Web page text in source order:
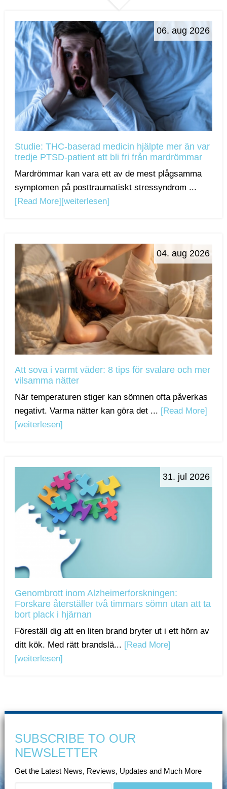
06. aug 2026
Studie: THC-baserad medicin hjälpte mer än var
tredje PTSD-patient att bli fri från mardrömmar
Mardrömmar kan vara ett av de mest plågsamma
symptomen på posttraumatiskt stressyndrom ...
[Read More] [weiterlesen]
04. aug 2026
Att sova i varmt väder: 8 tips för svalare och mer
vilsamma nätter
När temperaturen stiger kan sömnen ofta påverkas
negativt. Varma nätter kan göra det ... [Read More]
[weiterlesen]
31. jul 2026
Genombrott inom Alzheimerforskningen:
Forskare återställer två timmars sömn utan att ta
bort plack i hjärnan
Föreställ dig att en liten brand bryter ut i ett hörn av
ditt kök. Med rätt brandslä... [Read More]
[weiterlesen]
SUBSCRIBE TO OUR
NEWSLETTER
Get the Latest News, Reviews, Updates and Much More